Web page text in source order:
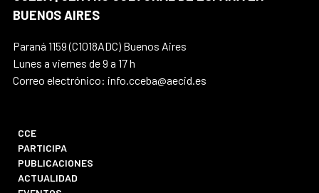
BUENOS AIRES
Paraná 1159 (C1018ADC) Buenos Aires
Lunes a viernes de 9 a 17 h
Correo electrónico: info.cceba@aecid.es
CCE
PARTICIPA
PUBLICACIONES
ACTUALIDAD